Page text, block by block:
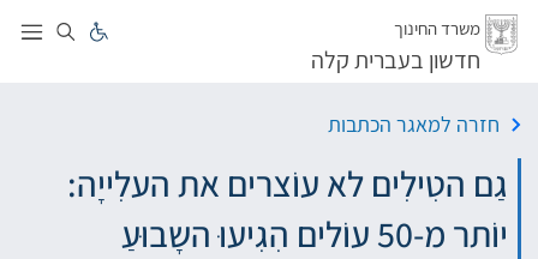
דלג
משרד החינוך
חדשון בעברית קלה
חזרה למאגר הכתבות
גַם הטִילִים לא עוֹצרים את העלִייָה:
יוֹתר מ-50 עוֹלים הִגִיעוּ השָבוּעַ